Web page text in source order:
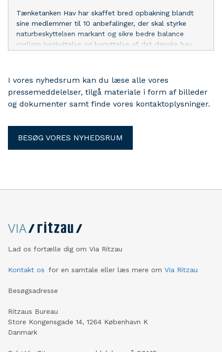
Tænketanken Hav har skaffet bred opbakning blandt
sine medlemmer til 10 anbefalinger, der skal styrke
naturbeskyttelsen markant og sikre bedre balance
mellem beskyttelse og benyttelse af det danske hav.
I vores nyhedsrum kan du læse alle vores
pressemeddelelser, tilgå materiale i form af billeder
og dokumenter samt finde vores kontaktoplysninger.
BESØG VORES NYHEDSRUM
Lad os fortælle dig om Via Ritzau
Kontakt os for en samtale eller læs mere om Via Ritzau
Besøgsadresse
Ritzaus Bureau
Store Kongensgade 14, 1264 København K
Danmark